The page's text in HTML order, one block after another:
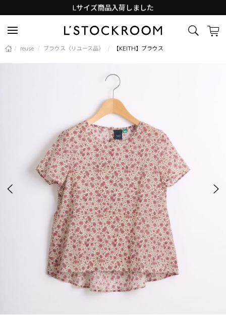
Lサイズ商品入荷しました
/ reuse / ブラウス〈リユース品〉 / 【KEITH】ブラウス